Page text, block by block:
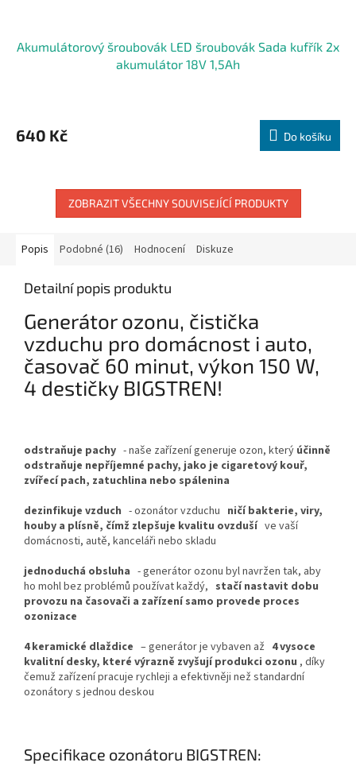
Akumulátorový šroubovák LED šroubovák Sada kufřík 2x
akumulátor 18V 1,5Ah
640 Kč Do košíku
ZOBRAZIT VŠECHNY SOUVISEJÍCÍ PRODUKTY
Popis Podobné (16) Hodnocení Diskuze
Detailní popis produktu
Generátor ozonu, čistička
vzduchu pro domácnost i auto,
časovač 60 minut, výkon 150 W,
4 destičky BIGSTREN!
odstraňuje pachy - naše zařízení generuje ozon, který účinně
odstraňuje nepříjemné pachy, jako je cigaretový kouř,
zvířecí pach, zatuchlina nebo spálenina
dezinfikuje vzduch - ozonátor vzduchu ničí bakterie, viry,
houby a plísně, čímž zlepšuje kvalitu ovzduší ve vaší
domácnosti, autě, kanceláři nebo skladu
jednoduchá obsluha - generátor ozonu byl navržen tak, aby
ho mohl bez problémů používat každý, stačí nastavit dobu
provozu na časovači a zařízení samo provede proces
ozonizace
4 keramické dlaždice – generátor je vybaven až 4 vysoce
kvalitní desky, které výrazně zvyšují produkci ozonu , díky
čemuž zařízení pracuje rychleji a efektivněji než standardní
ozonátory s jednou deskou
Specifikace ozonátoru BIGSTREN: